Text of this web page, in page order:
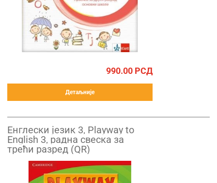
990.00 РСД
Детаљније
Енглески језик 3, Playway to
English 3, радна свеска за
трећи разред (QR)